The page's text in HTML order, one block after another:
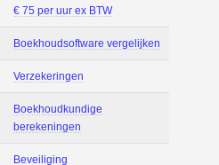
Filmpjes
Prijsopgave